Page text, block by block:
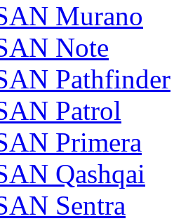
Murano
Note
Pathfinder
Patrol
Primera
Qashqai
Sentra